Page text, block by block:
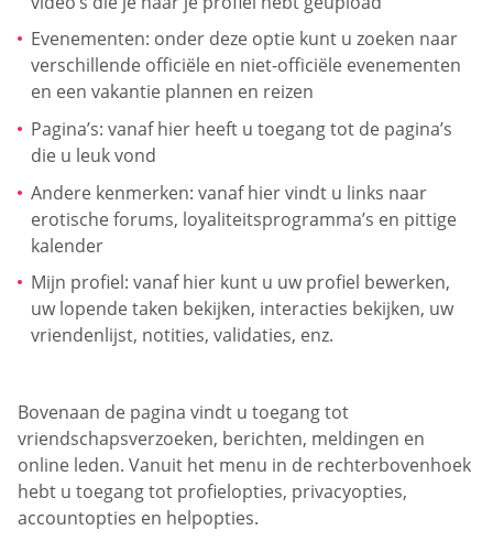
Evenementen: onder deze optie kunt u zoeken naar
verschillende officiële en niet-officiële evenementen
en een vakantie plannen en reizen
Pagina’s: vanaf hier heeft u toegang tot de pagina’s
die u leuk vond
Andere kenmerken: vanaf hier vindt u links naar
erotische forums, loyaliteitsprogramma’s en pittige
kalender
Mijn profiel: vanaf hier kunt u uw profiel bewerken,
uw lopende taken bekijken, interacties bekijken, uw
vriendenlijst, notities, validaties, enz.
Bovenaan de pagina vindt u toegang tot
vriendschapsverzoeken, berichten, meldingen en
online leden. Vanuit het menu in de rechterbovenhoek
hebt u toegang tot profielopties, privacyopties,
accountopties en helpopties.